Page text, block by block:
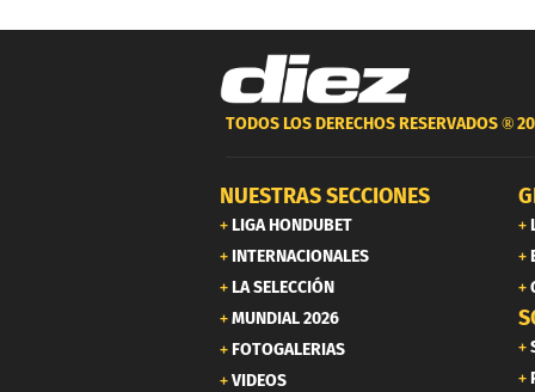
TODOS LOS DERECHOS RESERVADOS ®
NUESTRAS SECCIONES
LIGA HONDUBET
INTERNACIONALES
LA SELECCIÓN
MUNDIAL 2026
FOTOGALERIAS
VIDEOS